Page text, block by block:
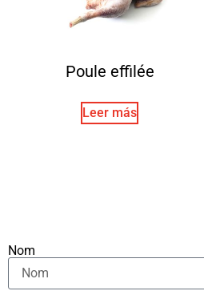
Poule effilée
Leer más
Nom